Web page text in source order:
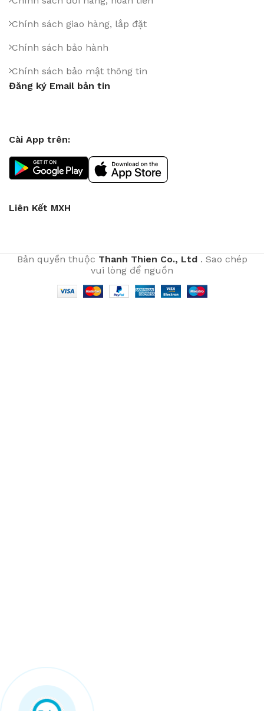
Chính sách giao hàng, lắp đặt
Chính sách bảo hành
Chính sách bảo mật thông tin
Đăng ký Email bản tin
Cài App trên:
Liên Kết MXH
Bản quyền thuộc Thanh Thien Co., Ltd. Sao chép
vui lòng để nguồn